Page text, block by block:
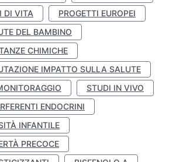
DI VITA
PROGETTI EUROPEI
DEL BAMBINO
CHIMICHE
IMPATTO SULLA SALUTE
STUDI IN VIVO
ENDOCRINI
INFANTILE
PRECOCE